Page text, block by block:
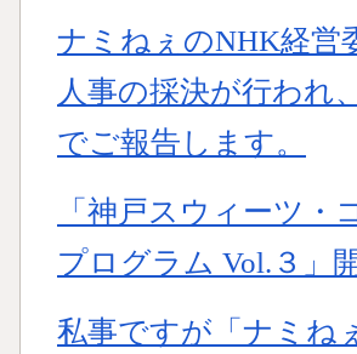
ナミねぇのNHK経営
人事の採決が行われ
でご報告します。
「神戸スウィーツ
プログラム Vol.３」
私事ですが「ナミね